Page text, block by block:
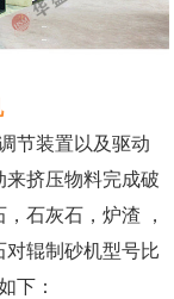
节装置以及驱动
挤压物料完成破
石灰石，炉渣 ，
辊制砂机型号比
下：